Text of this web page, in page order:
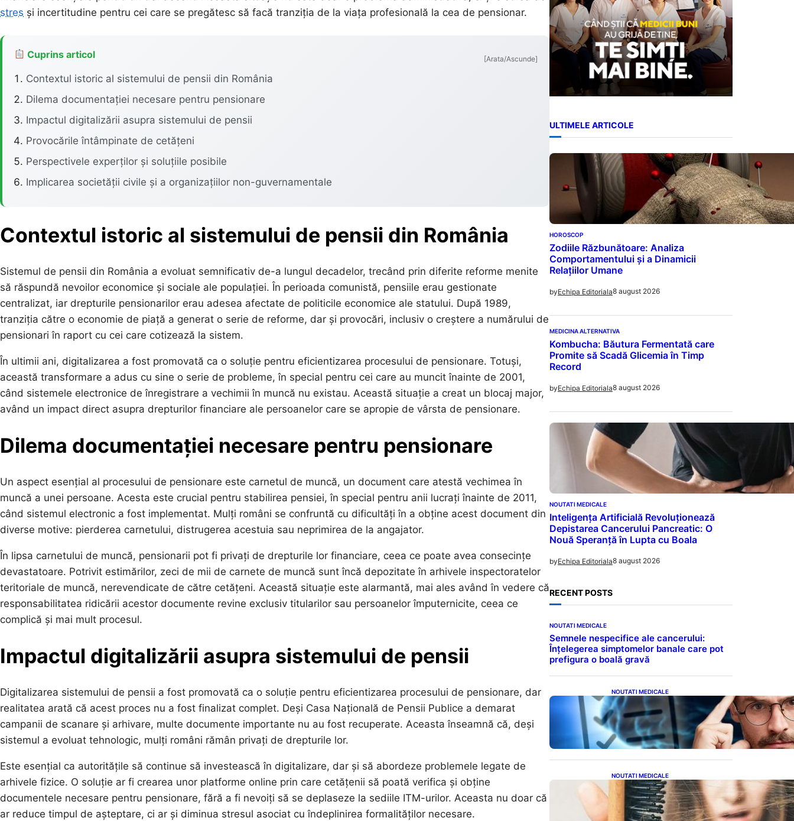
stres și incertitudine pentru cei care se pregătesc să facă tranziția de la viața profesională la cea de pensionar.
Cuprins articol [Arata/Ascunde]
Contextul istoric al sistemului de pensii din România
Dilema documentației necesare pentru pensionare
Impactul digitalizării asupra sistemului de pensii
Provocările întâmpinate de cetățeni
Perspectivele experților și soluțiile posibile
Implicarea societății civile și a organizațiilor non-guvernamentale
Contextul istoric al sistemului de pensii din România
Sistemul de pensii din România a evoluat semnificativ de-a lungul decadelor, trecând prin diferite reforme menite
să răspundă nevoilor economice și sociale ale populației. În perioada comunistă, pensiile erau gestionate
centralizat, iar drepturile pensionarilor erau adesea afectate de politicile economice ale statului. După 1989,
tranziția către o economie de piață a generat o serie de reforme, dar și provocări, inclusiv o creștere a numărului de
pensionari în raport cu cei care cotizează la sistem.
În ultimii ani, digitalizarea a fost promovată ca o soluție pentru eficientizarea procesului de pensionare. Totuși,
această transformare a adus cu sine o serie de probleme, în special pentru cei care au muncit înainte de 2001,
când sistemele electronice de înregistrare a vechimii în muncă nu existau. Această situație a creat un blocaj major,
având un impact direct asupra drepturilor financiare ale persoanelor care se apropie de vârsta de pensionare.
Dilema documentației necesare pentru pensionare
Un aspect esențial al procesului de pensionare este carnetul de muncă, un document care atestă vechimea în
muncă a unei persoane. Acesta este crucial pentru stabilirea pensiei, în special pentru anii lucrați înainte de 2011,
când sistemul electronic a fost implementat. Mulți români se confruntă cu dificultăți în a obține acest document din
diverse motive: pierderea carnetului, distrugerea acestuia sau neprimirea de la angajator.
În lipsa carnetului de muncă, pensionarii pot fi privați de drepturile lor financiare, ceea ce poate avea consecințe
devastatoare. Potrivit estimărilor, zeci de mii de carnete de muncă sunt încă depozitate în arhivele inspectoratelor
teritoriale de muncă, nerevendicate de către cetățeni. Această situație este alarmantă, mai ales având în vedere că
responsabilitatea ridicării acestor documente revine exclusiv titularilor sau persoanelor împuternicite, ceea ce
complică și mai mult procesul.
Impactul digitalizării asupra sistemului de pensii
Digitalizarea sistemului de pensii a fost promovată ca o soluție pentru eficientizarea procesului de pensionare, dar
realitatea arată că acest proces nu a fost finalizat complet. Deși Casa Națională de Pensii Publice a demarat
campanii de scanare și arhivare, multe documente importante nu au fost recuperate. Aceasta înseamnă că, deși
sistemul a evoluat tehnologic, mulți români rămân privați de drepturile lor.
Este esențial ca autoritățile să continue să investească în digitalizare, dar și să abordeze problemele legate de
arhivele fizice. O soluție ar fi crearea unor platforme online prin care cetățenii să poată verifica și obține
documentele necesare pentru pensionare, fără a fi nevoiți să se deplaseze la sediile ITM-urilor. Aceasta nu doar că
ar reduce timpul de așteptare, ci ar și diminua stresul asociat cu îndeplinirea formalităților necesare.
ULTIMELE ARTICOLE
HOROSCOP
Zodiile Răzbunătoare: Analiza
Comportamentului și a Dinamicii
Relațiilor Umane
byEchipa Editoriala8 august 2026
MEDICINA ALTERNATIVA
Kombucha: Băutura Fermentată care
Promite să Scadă Glicemia în Timp
Record
byEchipa Editoriala8 august 2026
NOUTATI MEDICALE
Inteligența Artificială Revoluționează
Depistarea Cancerului Pancreatic: O
Nouă Speranță în Lupta cu Boala
byEchipa Editoriala8 august 2026
RECENT POSTS
NOUTATI MEDICALE
Semnele nespecifice ale cancerului:
Înțelegerea simptomelor banale care pot
prefigura o boală gravă
NOUTATI MEDICALE
Inteligența dincolo de note:
Semnele unui IQ ridicat
care nu țin de școală
NOUTATI MEDICALE
Semnele unei deficiențe de
proteine: Impactul asupra
sănătății tale